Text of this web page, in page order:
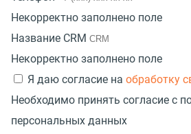
Некорректно заполнено поле
Название CRM
Некорректно заполнено поле
Я даю согласие на обработку
Необходимо принять согласие с
персональных данных